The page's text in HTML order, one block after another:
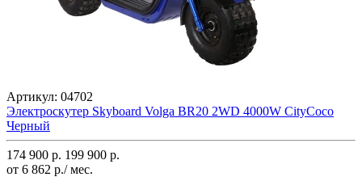
Артикул: 04702
Электроскутер Skyboard Volga BR20 2WD 4000W CityCoco
Черный
174 900 р. 199 900 р.
от 6 862 р./ мес.